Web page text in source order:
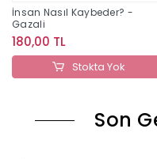
İnsan Nasıl Kaybeder? -
Gazali
180,00 TL
Stokta Yok
Son